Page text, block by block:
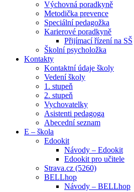
Výchovná poradkyně
Metodička prevence
Speciální pedagožka
Karierové poradkyně
Přijímací řízení na SŠ
Školní psycholožka
Kontakty
Kontaktní údaje školy
Vedení školy
1. stupeň
2. stupeň
Vychovatelky
Asistenti pedagoga
Abecední seznam
E – škola
Edookit
Návody – Edookit
Edookit pro učitele
Strava.cz (5260)
BELLhop
Návody – BELLhop